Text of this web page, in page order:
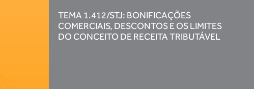
TEMA 1.412/STJ: BONIFICAÇÕES
COMERCIAIS, DESCONTOS E OS LIMITES
DO CONCEITO DE RECEITA TRIBUTÁVEL